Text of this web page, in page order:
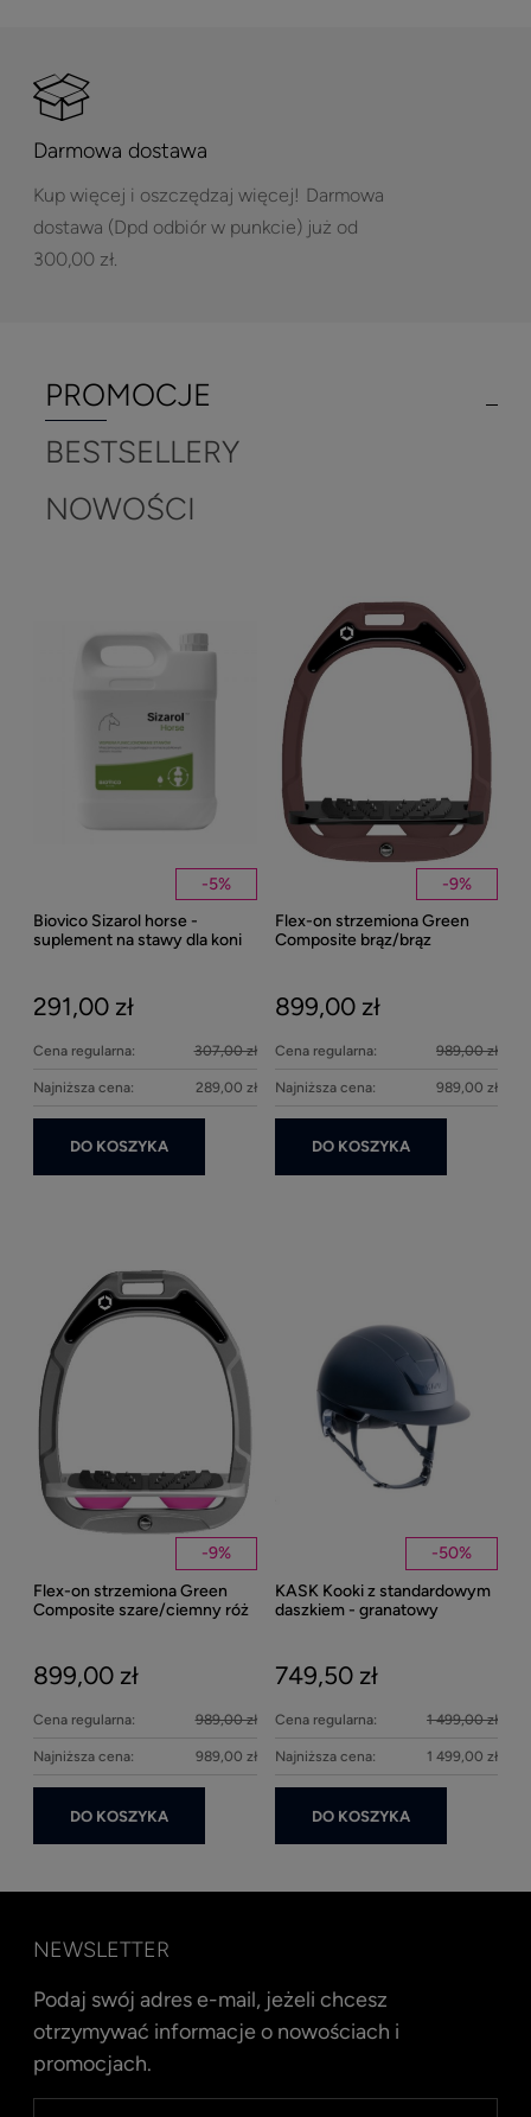
Darmowa dostawa
Kup więcej i oszczędzaj więcej! Darmowa
dostawa (Dpd odbiór w punkcie) już od
300,00 zł.
PROMOCJE
NOWOŚCI
BESTSELLERY
-5%
Biovico Sizarol horse -
suplement na stawy dla koni
291,00 zł
Cena regularna: 307,00 zł
Najniższa cena: 289,00 zł
DO KOSZYKA
-9%
Flex-on strzemiona Green
Composite brąz/brąz
899,00 zł
Cena regularna: 989,00 zł
Najniższa cena: 989,00 zł
DO KOSZYKA
-9%
Flex-on strzemiona Green
Composite szare/ciemny róż
899,00 zł
Cena regularna: 989,00 zł
Najniższa cena: 989,00 zł
DO KOSZYKA
-50%
KASK Kooki z standardowym
daszkiem - granatowy
749,50 zł
Cena regularna: 1 499,00 zł
Najniższa cena: 1 499,00 zł
DO KOSZYKA
NEWSLETTER
Podaj swój adres e-mail, jeżeli chcesz
otrzymywać informacje o nowościach i
promocjach.